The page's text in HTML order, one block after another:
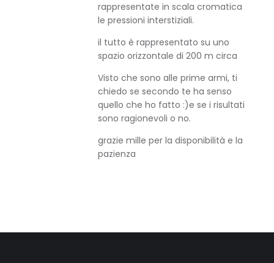
rappresentate in scala cromatica
le pressioni interstiziali.
il tutto è rappresentato su uno
spazio orizzontale di 200 m circa
Visto che sono alle prime armi, ti
chiedo se secondo te ha senso
quello che ho fatto :)e se i risultati
sono ragionevoli o no.
grazie mille per la disponibilità e la
pazienza